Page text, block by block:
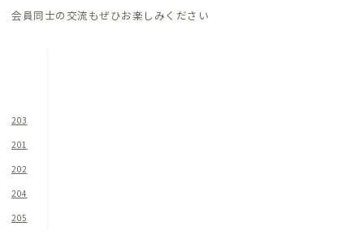
と」、無料・有料ワークスペースのある「創客創人センタ
会員同士の交流もぜひお楽しみください
203
201
202
204
205